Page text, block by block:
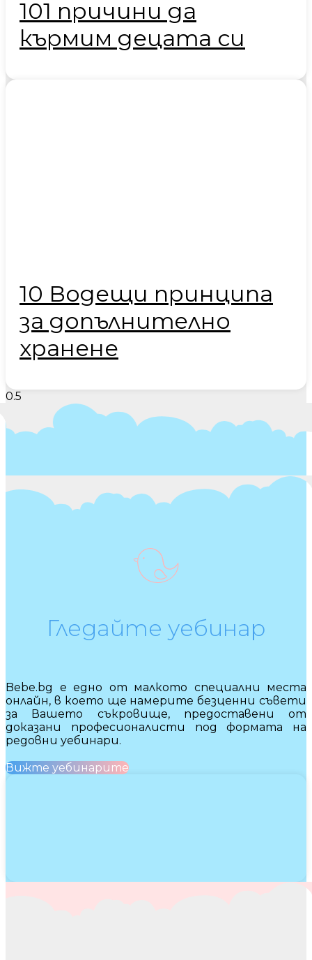
101 причини да
кърмим децата си
10 Водещи принципа
за допълнително
хранене
Гледайте уебинар
Bebe.bg е едно от малкото специални места
онлайн, в което ще намерите безценни съвети
за Вашето съкровище, предоставени от
доказани професионалисти под формата на
редовни уебинари.
Вижте уебинарите